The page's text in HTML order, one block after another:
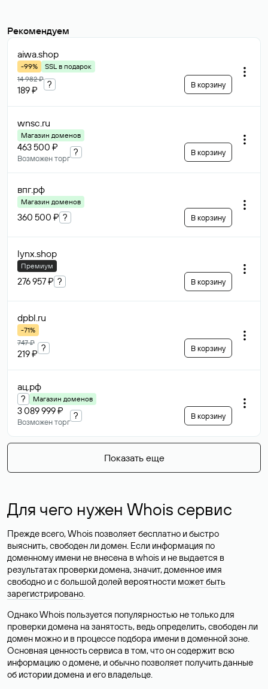
Рекомендуем
aiwa.shop
-99%
SSL в подарок
14 982 ₽
189 ₽
? В корзину
wnsc.ru
Магазин доменов
463 500 ₽
Возможен торг
? В корзину
впг.рф
Магазин доменов
360 500 ₽ ? В корзину
lynx.shop
Премиум
276 957 ₽ ? В корзину
dpbl.ru
-71%
747 ₽
219 ₽
? В корзину
ац.рф
? Магазин доменов
3 089 999 ₽
Возможен торг
? В корзину
Показать еще
Для чего нужен Whois сервис
Прежде всего, Whois позволяет бесплатно и быстро
выяснить, свободен ли домен. Если информация по
доменному имени не внесена в whois и не выдается в
результатах проверки домена, значит, доменное имя
свободно и с большой долей вероятности может быть
зарегистрировано.
Однако Whois пользуется популярностью не только для
проверки домена на занятость, ведь определить, свободен ли
домен можно и в процессе подбора имени в доменной зоне.
Основная ценность сервиса в том, что он содержит всю
информацию о домене, и обычно позволяет получить данные
об истории домена и его владельце.